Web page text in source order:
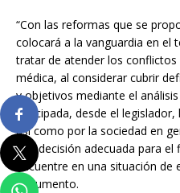
“Con las reformas que se
colocará a la vanguardia en el
tratar de atender los
médica, al considerar cubrir
y objetivos mediante el
anticipada, desde el
así como por la sociedad en
una decisión adecuada para el
encuentre en una situación
documento.